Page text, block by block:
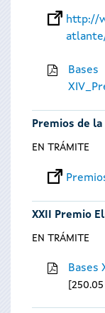
http://
Bases
Premios de
EN TRÁMITE
XXII Premio
EN TRÁMITE
Bases
250.05